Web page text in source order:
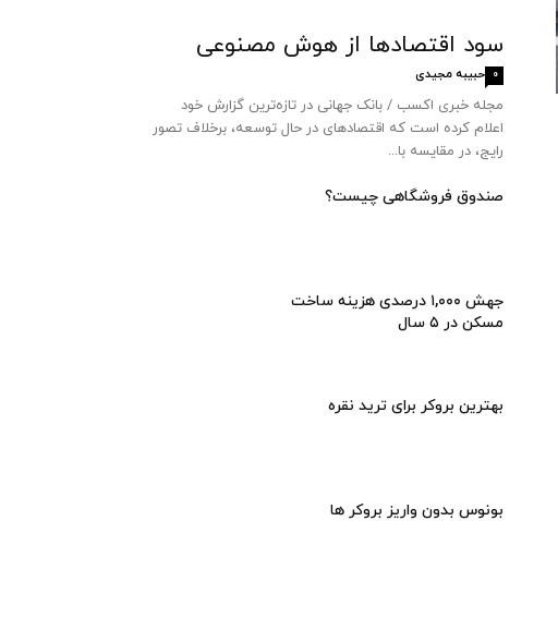
سود اقتصاد‌ها از هوش مصنوعی
حبیبه مجیدی 0
مجله خبری اکسب / بانک جهانی در تازه‌ترین گزارش خود
اعلام کرده است که اقتصادهای در حال توسعه، برخلاف تصور
رایج، در مقایسه با...
صندوق فروشگاهی چیست؟
جهش ۱,۰۰۰ درصدی هزینه ساخت
مسکن در ۵ سال
بهترین بروکر برای ترید نقره
بونوس بدون واریز بروکر ها